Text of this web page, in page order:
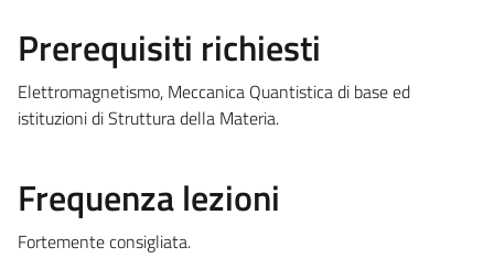
Prerequisiti richiesti
Elettromagnetismo, Meccanica Quantistica di base ed
istituzioni di Struttura della Materia.
Frequenza lezioni
Fortemente consigliata.